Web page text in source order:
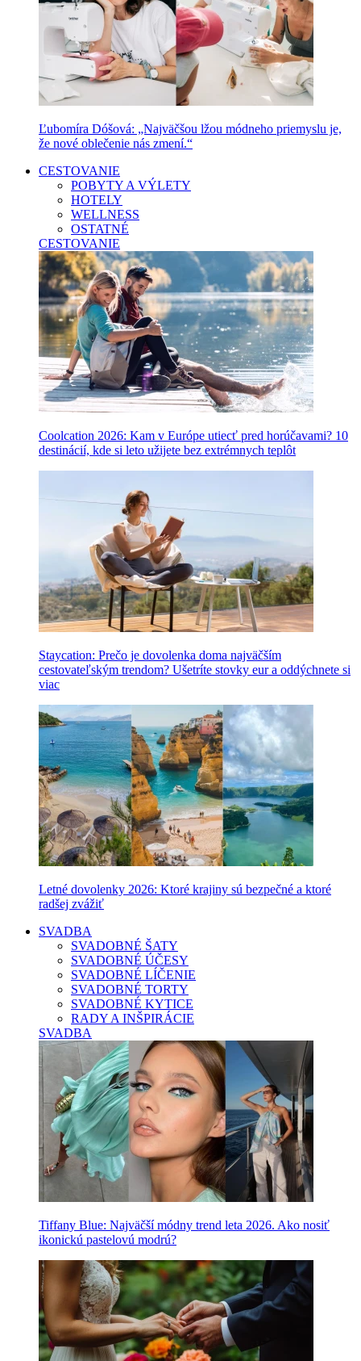
Ľubomíra Dóšová: „Najväčšou lžou módneho priemyslu je,
že nové oblečenie nás zmení.“
CESTOVANIE
POBYTY A VÝLETY
HOTELY
WELLNESS
OSTATNÉ
CESTOVANIE
Coolcation 2026: Kam v Európe utiecť pred horúčavami? 10
destinácií, kde si leto užijete bez extrémnych teplôt
Staycation: Prečo je dovolenka doma najväčším
cestovateľským trendom? Ušetríte stovky eur a oddýchnete si
viac
Letné dovolenky 2026: Ktoré krajiny sú bezpečné a ktoré
radšej zvážiť
SVADBA
SVADOBNÉ ŠATY
SVADOBNÉ ÚČESY
SVADOBNÉ LÍČENIE
SVADOBNÉ TORTY
SVADOBNÉ KYTICE
RADY A INŠPIRÁCIE
SVADBA
Tiffany Blue: Najväčší módny trend leta 2026. Ako nosiť
ikonickú pastelovú modrú?